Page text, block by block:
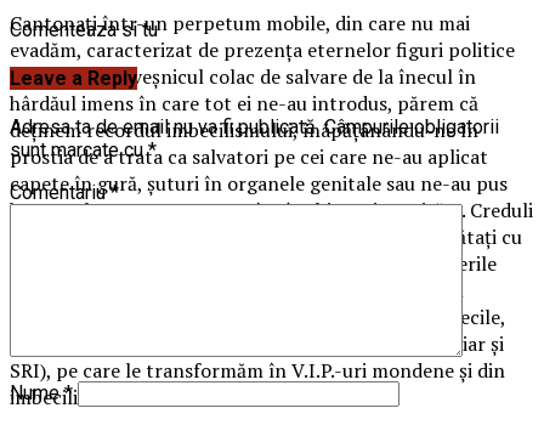
Cantonați într-un perpetum mobile, din care nu mai
evadăm, caracterizat de prezența eternelor figuri politice
ce reprezintă veșnicul colac de salvare de la înecul în
hârdăul imens în care tot ei ne-au introdus, părem că
deținem recordul imbecilismului, înâpățânându-ne în
prostia de a trata ca salvatori pe cei care ne-au aplicat
capete în gură, șuturi în organele genitale sau ne-au pus
bocancul cazon pe grumaz, încât abia mai respirăm. Creduli
până la fanatism, trăim din promisiuni iluzorii, îmbătați cu
minciună, fericiți când „aleșii” noștrii își etalează averile
incomensurabile obținute prin furt și ne sfidează cu
opulența, atât ei cât și beizadelele lor inculte și imbecile,
pripășite prin Parlament, Guvern, administrație (chiar și
SRI), pe care le transformăm în V.I.P.-uri mondene și din
imbecili în valori.
Comenteaza si tu
Leave a Reply
Adresa ta de email nu va fi publicată. Câmpurile obligatorii
sunt marcate cu*
Comentariu*
Nume*